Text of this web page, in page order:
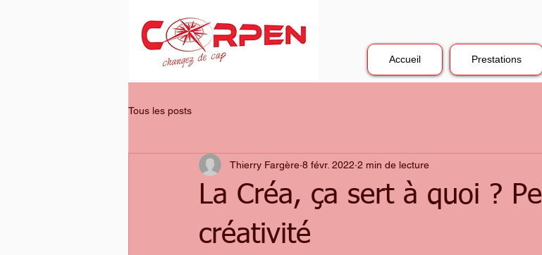
Accueil Prestations
Tous les posts
La Créa, ça sert à quoi ?
créativité
Thierry Fargère 8 févr. 2022 2 min de lecture